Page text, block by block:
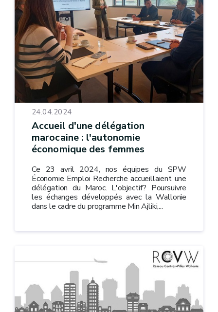
24.04.2024
Accueil d'une délégation
marocaine : l'autonomie
économique des femmes
Ce 23 avril 2024, nos équipes du SPW
Économie Emploi Recherche accueillaient une
délégation du Maroc. L'objectif? Poursuivre
les échanges développés avec la Wallonie
dans le cadre du programme Min Ajliki,...